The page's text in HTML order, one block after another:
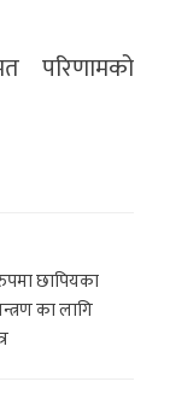
परिणामको
छापियका
का लागि